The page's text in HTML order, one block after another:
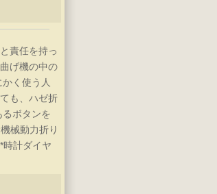
責任を持っ
げ機の中の
く使う人
も、ハゼ折
ボタンを
械動力折り
時計ダイヤ